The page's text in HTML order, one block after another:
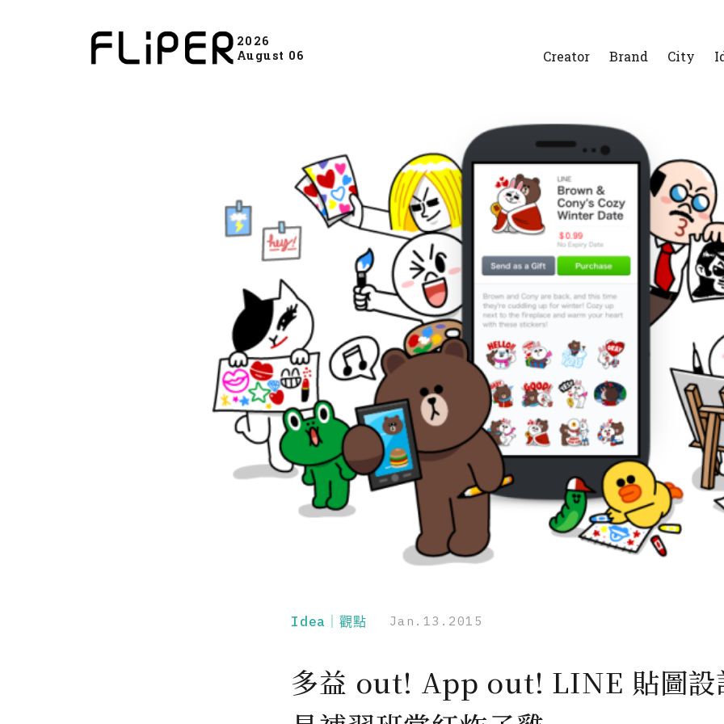
2026
August 06
Creator Brand City
Idea｜觀點 Jan.13.2015
多益 out! App out! LINE 貼圖設